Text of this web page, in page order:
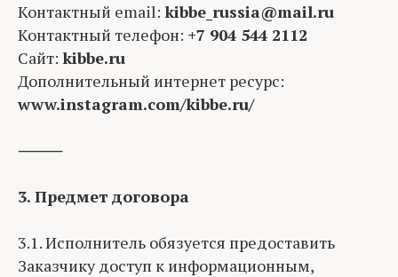
Контактный email: kibbe_russia@mail.ru
Контактный телефон: +7 904 544 2112
Сайт: kibbe.ru
Дополнительный интернет ресурс:
www.instagram.com/kibbe.ru/
⸻
3. Предмет договора
3.1. Исполнитель обязуется предоставить
Заказчику доступ к информационным,